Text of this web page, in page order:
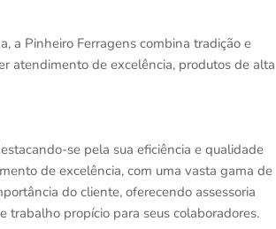
a Pinheiro Ferragens combina tradição e
atendimento de excelência, produtos de alta
se pela sua eficiência e qualidade
de excelência, com uma vasta gama de
do cliente, oferecendo assessoria
propício para seus colaboradores.